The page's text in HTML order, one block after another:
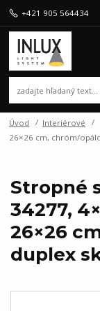
+421 905 564434
Úvod Interiérové
26×26 cm, chróm/
Stropné
34277,
26×26
duplex